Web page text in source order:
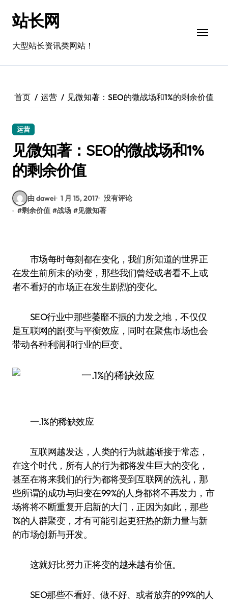
站长网
大型站长资讯类网站！
首页 运营 见微知著：SEO的微战场和1%的剩余价值
运营
见微知著：SEO的微战场和1%
的剩余价值
由 dawei 1 月 15, 2017 没有评论
#剩余价值 #战场 #见微知著
市场每时每刻都在变化，我们所知道的世界正
在发生前所未的动变，那些我们曾经或者看不上或
者不看好的市场正在发生剧烈的变化。
SEO行业中那些萎靡不振的力发之地，不仅仅
是互联网的剧变与平衡效应，同时在聚焦市场也会
带动各种利润和行业的巨变。
一.1%的稀缺效应
互联网越发达，人类的行为就越渐接于常态，
在这个时代，所有人的行为都将发生巨大的变化，
甚至在将来我们的行为都将受到互联网的洗礼，那
些所谓的成功与归变在99%的人身都将不再发力，市
场将将不断重复开启新的大门，正因为如此，那些
1%的人群聚变，才有可能引起更狂热的新力量与新
的市场创新与开发。
这就好比努力正将变的越来越有价值。
SEO那些不看好、做不好、或者放弃的99%的人